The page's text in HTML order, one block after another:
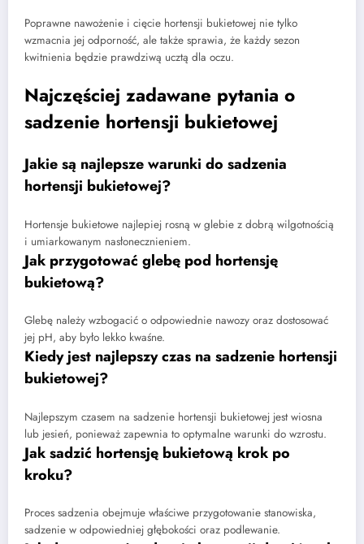
Poprawne nawożenie i cięcie hortensji bukietowej nie tylko
wzmacnia jej odporność, ale także sprawia, że każdy sezon
kwitnienia będzie prawdziwą ucztą dla oczu.
Najczęściej zadawane pytania o
sadzenie hortensji bukietowej
Jakie są najlepsze warunki do sadzenia
hortensji bukietowej?
Hortensje bukietowe najlepiej rosną w glebie z dobrą wilgotnością
i umiarkowanym nasłonecznieniem.
Jak przygotować glebę pod hortensję
bukietową?
Glebę należy wzbogacić o odpowiednie nawozy oraz dostosować
jej pH, aby było lekko kwaśne.
Kiedy jest najlepszy czas na sadzenie hortensji
bukietowej?
Najlepszym czasem na sadzenie hortensji bukietowej jest wiosna
lub jesień, ponieważ zapewnia to optymalne warunki do wzrostu.
Jak sadzić hortensję bukietową krok po
kroku?
Proces sadzenia obejmuje właściwe przygotowanie stanowiska,
sadzenie w odpowiedniej głębokości oraz podlewanie.